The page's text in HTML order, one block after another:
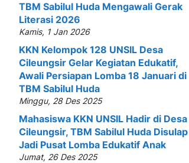
TBM Sabilul Huda Mengawali Gerak
Literasi 2026
Kamis, 1 Jan 2026
KKN Kelompok 128 UNSIL Desa
Cileungsir Gelar Kegiatan Edukatif,
Awali Persiapan Lomba 18 Januari di
TBM Sabilul Huda
Minggu, 28 Des 2025
Mahasiswa KKN UNSIL Hadir di Desa
Cileungsir, TBM Sabilul Huda Disulap
Jadi Pusat Lomba Edukatif Anak
Jumat, 26 Des 2025